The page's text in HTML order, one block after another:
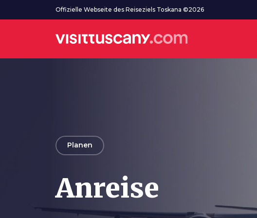
Zum HauptinhaltOffizielle Webseite des Reiseziels Toskana ©2026
arrow_backPlanen
Anreise